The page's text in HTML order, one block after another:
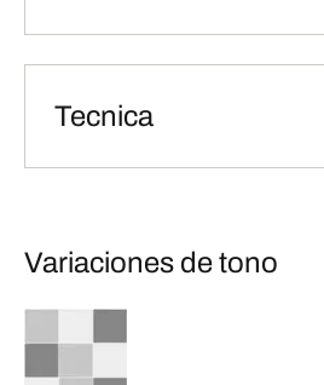
Tecnica
Variaciones de tono